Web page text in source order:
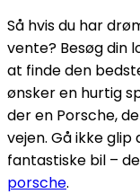
Så hvis du har
vente? Besøg din
at finde den
ønsker en hurtig
der en Porsche,
vejen. Gå ikke
fantastiske bil –
porsche.